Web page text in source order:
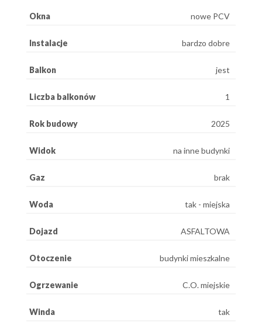
Okna nowe PCV
Instalacje bardzo dobre
Balkon jest
Liczba balkonów 1
Rok budowy 2025
Widok na inne budynki
Gaz brak
Woda tak - miejska
Dojazd ASFALTOWA
Otoczenie budynki mieszkalne
Ogrzewanie C.O. miejskie
Winda tak